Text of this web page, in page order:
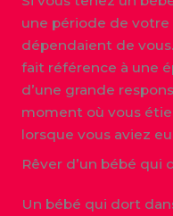
une période de votre
dépendaient de
fait référence à une
d’une grande
moment où vous
lorsque vous aviez
Rêver d’un bébé qui
Un bébé qui dort